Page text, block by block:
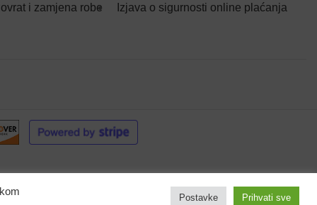
i zamjena robe Izjava o sigurnosti online plaćanja
Postavke Prihvati sve